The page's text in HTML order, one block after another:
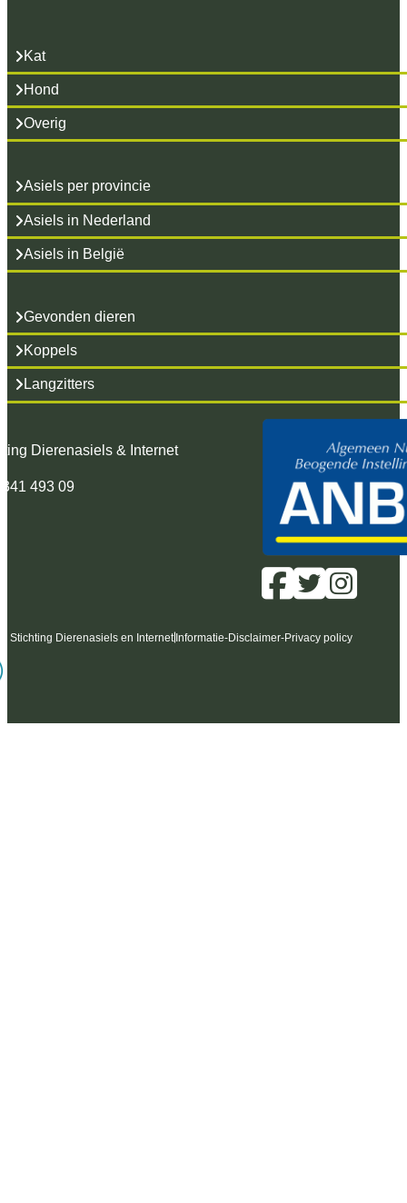
Kat
Hond
Overig
Asiels per provincie
Asiels in Nederland
Asiels in België
Gevonden dieren
Koppels
Langzitters
Dierenasiels & Internet
493 09
Stichting Dierenasiels en Internet Informatie-Disclaimer-Privacy policy